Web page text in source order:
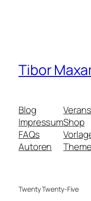
Tibor
Blog
Impressum
FAQs
Autoren
Shop
Twenty Twenty-Five